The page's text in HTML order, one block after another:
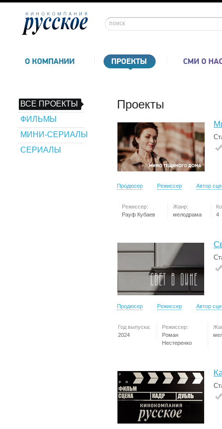
ВСЕ ПРОЕКТЫ
ФИЛЬМЫ
МИНИ-СЕРИАЛЫ
СЕРИАЛЫ
Проекты
Продюсер Режиссер Автор
Режиссер:
Рауф Кубаев
Жанр:
мелодрама
4
Продюсер Режиссер Автор
Год выпуска:
2024
Режиссер:
Роман
Нестеренко